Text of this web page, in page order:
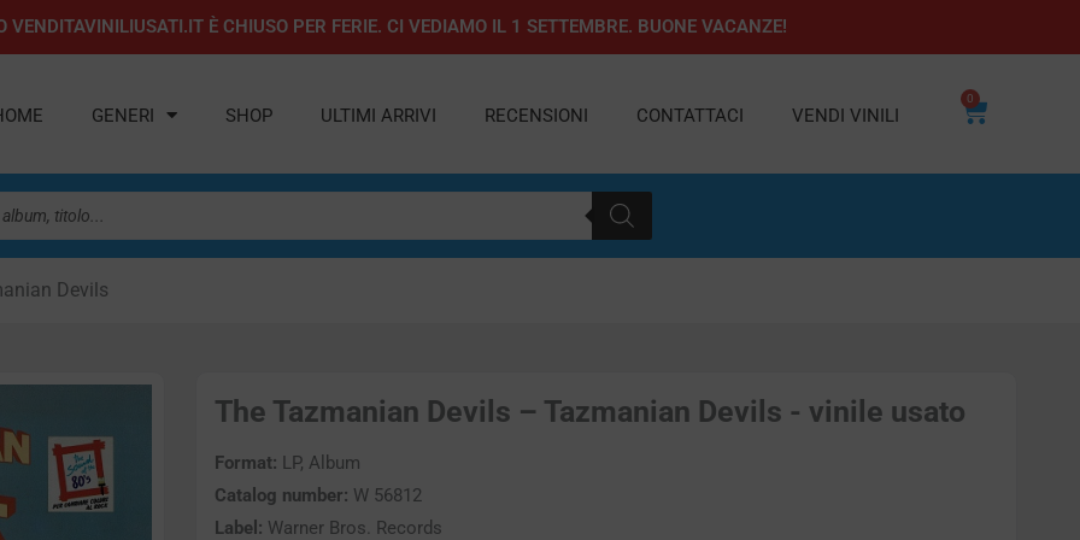
È CHIUSO PER FERIE. CI VEDIAMO IL 1 SETTEMBRE. BUONE VACANZE!
GENERI SHOP ULTIMI ARRIVI RECENSIONI CONTATTACI VENDI VINILI
0
Carrello
Devils
The Tazmanian Devils – Tazmanian Devils - vinile usato
Format: LP, Album
Catalog number: W 56812
Label: Warner Bros. Records